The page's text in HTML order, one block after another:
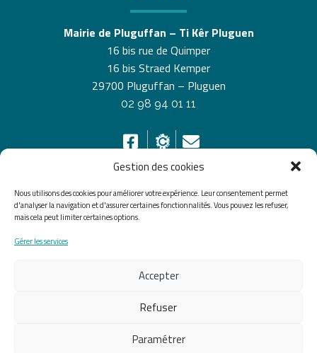
Gestion des cookies
Nous utilisons des cookies pour améliorer votre expérience. Leur consentement permet
d'analyser la navigation et d'assurer certaines fonctionnalités. Vous pouvez les refuser,
mais cela peut limiter certaines options.
Gérer les services
Accepter
Refuser
Paramétrer
Mairie de Pluguffan – Ti Kêr Pluguen
16 bis rue de Quimper
16 bis Straed Kemper
29700 Pluguffan – Pluguen
02 98 94 01 11
HORAIRES D’OUVERTURE
Du lundi au vendredi de 8h30 à 12h30 et de 13h30 à
Accessibilité
Confidentialité